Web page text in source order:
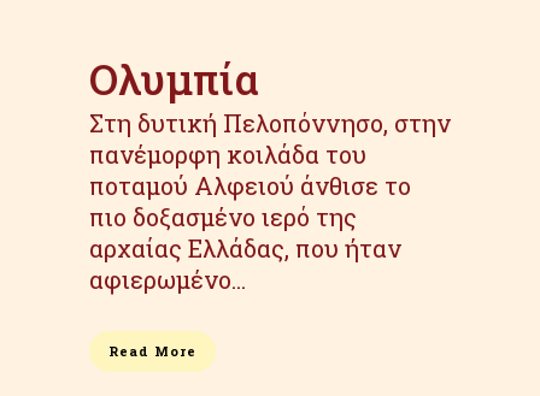
Ολυμπία
Στη δυτική Πελοπόννησο, στην
πανέμορφη κοιλάδα του
ποταμού Αλφειού άνθισε το
πιο δοξασμένο ιερό της
αρχαίας Ελλάδας, που ήταν
αφιερωμένο...
Read More